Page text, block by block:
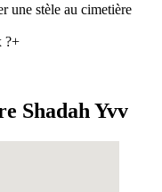
une stèle au cimetière
?+
Shadah Yvv